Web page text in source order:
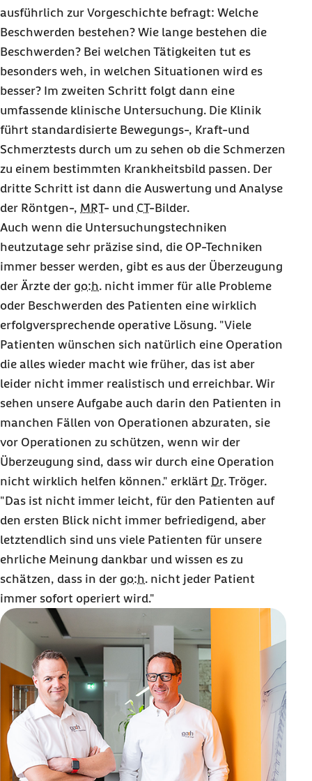
Termin frei. Sie kontaktiert die Barmer. Über das
Zweitmeinungsverfahren gelangt sie innerhalb von zehn Tagen an
die
go:h. Orthopädie Hannover Vier Tage später wird sie operiert.
Jetzt ist sie der Kopf des Friseursalons
Luisa leidet an einem akuten Engpass-Syndrom, einer
schmerzhaften Einklemmung von Sehnen oder Muskeln innerhalb
des Schultergelenks, das bei ihr zu massiven Beschwerden geführt
hat. Wenn sie den Arm nach oben bewegt, stößt ihr Knochen
gegen das Schulterdach – eine typische Friseurkrankheit. Die
Operation erfolgt minimalinvasiv, durch die sogenannte
insgesamt nur 20 Minuten und wird im Sitzen durchgeführt. Durch
zwei oder drei kleine Punkte wird der Knochen mit Mini-
Instrumenten angepasst. Durch die besondere OP-Technik kann
Louisa Mitte Oktober schon wieder arbeiten und nun die
Salonleitung übernehmen. "Wäre ich nicht frühzeitig operiert
worden“, ist sie heute überzeugt, „hätte ich nie die Chance auf
ausführlich zur Vorgeschichte befragt: Welche
Beschwerden bestehen? Wie lange bestehen die
Beschwerden? Bei welchen Tätigkeiten tut es
besonders weh, in welchen Situationen wird es
besser? Im zweiten Schritt folgt dann eine
umfassende klinische Untersuchung. Die Klinik
führt standardisierte Bewegungs-, Kraft-und
Schmerztests durch um zu sehen ob die Schmerzen
zu einem bestimmten Krankheitsbild passen. Der
dritte Schritt ist dann die Auswertung und Analyse
der Röntgen-, MRT- und CT-Bilder.
Auch wenn die Untersuchungstechniken
heutzutage sehr präzise sind, die OP-Techniken
immer besser werden, gibt es aus der Überzeugung
der Ärzte der go:h. nicht immer für alle Probleme
oder Beschwerden des Patienten eine wirklich
erfolgversprechende operative Lösung. "Viele
Patienten wünschen sich natürlich eine Operation
die alles wieder macht wie früher, das ist aber
leider nicht immer realistisch und erreichbar. Wir
sehen unsere Aufgabe auch darin den Patienten in
manchen Fällen von Operationen abzuraten, sie
vor Operationen zu schützen, wenn wir der
Überzeugung sind, dass wir durch eine Operation
nicht wirklich helfen können." erklärt Dr.Tröger.
"Das ist nicht immer leicht, für den Patienten auf
den ersten Blick nicht immer befriedigend, aber
letztendlich sind uns viele Patienten für unsere
ehrliche Meinung dankbar und wissen es zu
schätzen, dass in der go:h. nicht jeder Patient
immer sofort operiert wird."